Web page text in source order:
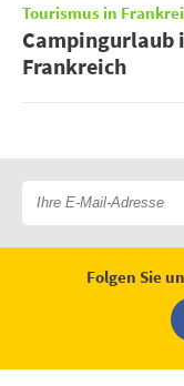
Tourismus in
Campingurlaub
Frankreich
Folgen Sie